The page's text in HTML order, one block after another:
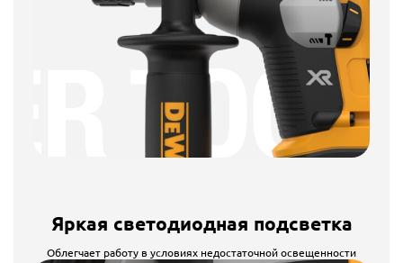
Яркая светодиодная подсветка
Облегчает работу в условиях недостаточной освещенности